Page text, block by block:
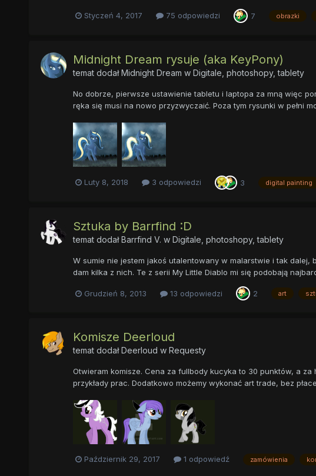
Styczeń 4, 2017 75 odpowiedzi 7 obrazki
Midnight Dream rysuje (aka KeyPony)
temat dodałMidnight Dream w Digitale, photoshopy, tablety
No dobrze, pierwsze ustawienie tabletu i laptopa za mną więc
ręka się musi na nowo przyzwyczaić. Poza tym rysunki w pełni
Luty 8, 2018 3 odpowiedzi 3 digital painting
Sztuka by Barrfind :D
temat dodałBarrfind V. w Digitale, photoshopy, tablety
W sumie nie jestem jakoś utalentowany w malarstwie i tak
dam kilka z nich. Te z serii My Little Diablo mi się podobają
Grudzień 8, 2013 13 odpowiedzi 2 art
Komisze Deerloud
temat dodałDeerloud w Requesty
Otwieram komisze. Cena za fullbody kucyka to 30 punktów, a
przykłady prac. Dodatkowo możemy wykonać art trade, bez
Październik 29, 2017 1 odpowiedź zamówienia